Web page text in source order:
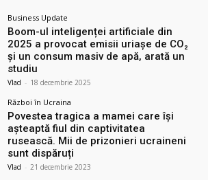
Business Update
Boom-ul inteligenței artificiale din
2025 a provocat emisii uriașe de CO₂
și un consum masiv de apă, arată un
studiu
Vlad - 18 decembrie 2025
Război în Ucraina
Povestea tragica a mamei care își
așteaptă fiul din captivitatea
rusească. Mii de prizonieri ucraineni
sunt dispăruți
Vlad - 21 decembrie 2023